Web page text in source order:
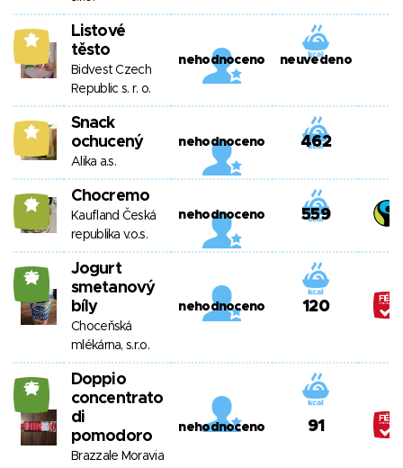
7
Listové
těsto
Bidvest Czech
Republic s. r. o.
nehodnoceno neuvedeno
5
Snack
ochucený
Alika a.s.
nehodnoceno 462
14 Chocremo
Kaufland Česká
republika v.o.s.
nehodnoceno 559
26
Jogurt
smetanový
bíly
Choceňská
mlékárna, s.r.o.
nehodnoceno 120
25
Doppio
concentrato
di
pomodoro
Brazzale Moravia
nehodnoceno 91